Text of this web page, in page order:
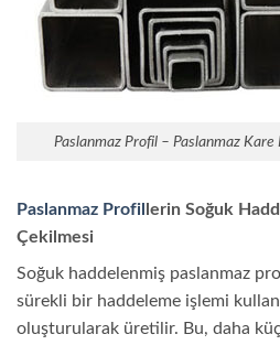
Paslanmaz Profil – Paslanmaz Kare
Paslanmaz Profil lerin Soğuk
Çekilmesi
Soğuk haddelenmiş paslanmaz
sürekli bir haddeleme işlemi
oluşturularak üretilir. Bu, daha